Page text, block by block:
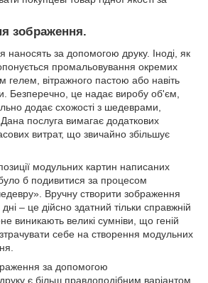
зображення.
наносять за допомогою друку. Іноді, як
промальовування окремих
гелем, вітражного пастою або навіть
Безперечно, це надає виробу об'єм,
додає схожості з шедеврами,
послуга вимагає додаткових
витрат, що звичайно збільшує
модульних картин написаних
б подивитися за процесом
Вручну створити зображення
– це дійсно здатний тільки справжній
виникають великі сумніви, що геній
себе на створення модульних
за допомогою
є більш правдоподібним варіантом.